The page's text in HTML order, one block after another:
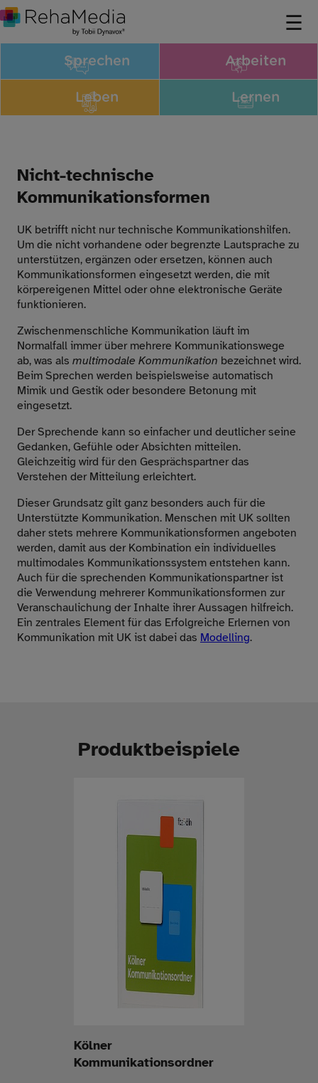
Nicht-technische
Kommunikationsformen
UK betrifft nicht nur technische Kommunikationshilfen.
Um die nicht vorhandene oder begrenzte Lautsprache zu
unterstützen, ergänzen oder ersetzen, können auch
Kommunikationsformen eingesetzt werden, die mit
körpereigenen Mittel oder ohne elektronische Geräte
funktionieren.
Zwischenmenschliche Kommunikation läuft im
Normalfall immer über mehrere Kommunikationswege
ab, was als multimodale Kommunikation bezeichnet wird.
Beim Sprechen werden beispielsweise automatisch
Mimik und Gestik oder besondere Betonung mit
eingesetzt.
Der Sprechende kann so einfacher und deutlicher seine
Gedanken, Gefühle oder Absichten mitteilen.
Gleichzeitig wird für den Gesprächspartner das
Verstehen der Mitteilung erleichtert.
Dieser Grundsatz gilt ganz besonders auch für die
Unterstützte Kommunikation. Menschen mit UK sollten
daher stets mehrere Kommunikationsformen angeboten
werden, damit aus der Kombination ein individuelles
multimodales Kommunikationssystem entstehen kann.
Auch für die sprechenden Kommunikationspartner ist
die Verwendung mehrerer Kommunikationsformen zur
Veranschaulichung der Inhalte ihrer Aussagen hilfreich.
Ein zentrales Element für das Erfolgreiche Erlernen von
Kommunikation mit UK ist dabei das Modelling.
Produktbeispiele
Kölner
Kommunikationsordner
Sprechen Arbeiten
Leben Lernen